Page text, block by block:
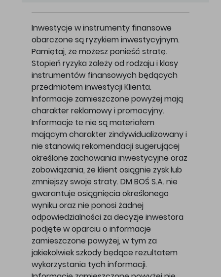
Inwestycje w instrumenty finansowe
obarczone są ryzykiem inwestycyjnym.
Pamiętaj, że możesz ponieść stratę.
Stopień ryzyka zależy od rodzaju i klasy
instrumentów finansowych będących
przedmiotem inwestycji Klienta.
Informacje zamieszczone powyżej mają
charakter reklamowy i promocyjny.
Informacje te nie są materiałem
mającym charakter zindywidualizowany i
nie stanowią rekomendacji sugerującej
określone zachowania inwestycyjne oraz
zobowiązania, że klient osiągnie zysk lub
zmniejszy swoje straty. DM BOŚ S.A. nie
gwarantuje osiągnięcia określonego
wyniku oraz nie ponosi żadnej
odpowiedzialności za decyzje inwestora
podjęte w oparciu o informacje
zamieszczone powyżej, w tym za
jakiekolwiek szkody będące rezultatem
wykorzystania tych informacji.